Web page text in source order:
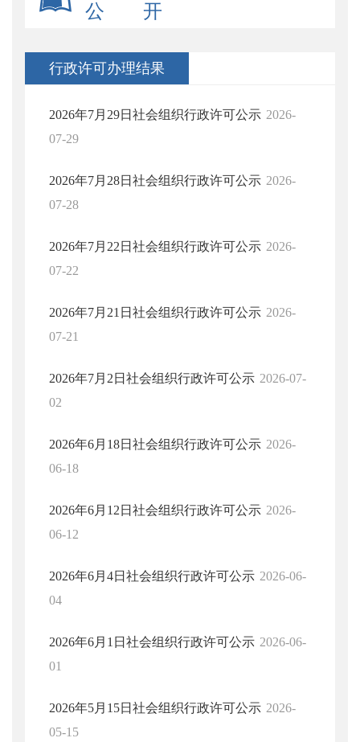
公 开
行政许可办理结果
2026年7月29日社会组织行政许可公示 2026-
07-29
2026年7月28日社会组织行政许可公示 2026-
07-28
2026年7月22日社会组织行政许可公示 2026-
07-22
2026年7月21日社会组织行政许可公示 2026-
07-21
2026年7月2日社会组织行政许可公示 2026-07-
02
2026年6月18日社会组织行政许可公示 2026-
06-18
2026年6月12日社会组织行政许可公示 2026-
06-12
2026年6月4日社会组织行政许可公示 2026-06-
04
2026年6月1日社会组织行政许可公示 2026-06-
01
2026年5月15日社会组织行政许可公示 2026-
05-15